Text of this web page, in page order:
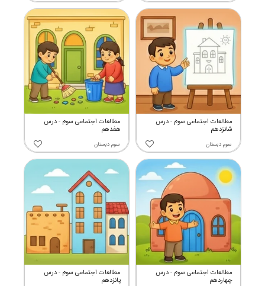
مطالعات اجتماعی سوم - درس
هفدهم
سوم دبستان
مطالعات اجتماعی سوم - درس
شانزدهم
سوم دبستان
مطالعات اجتماعی سوم - درس
پانزدهم
مطالعات اجتماعی سوم - درس
چهاردهم